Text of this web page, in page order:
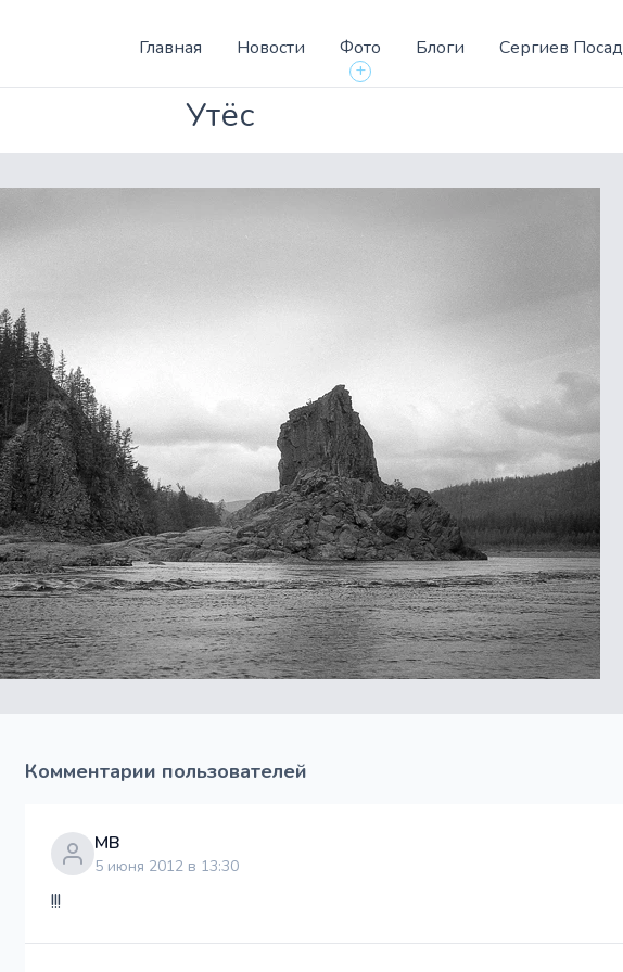
Главная Новости
Фото
+
Блоги Сергиев Посад
Утёс
Комментарии пользователей
МВ
5 июня 2012 в 13:30
!!!